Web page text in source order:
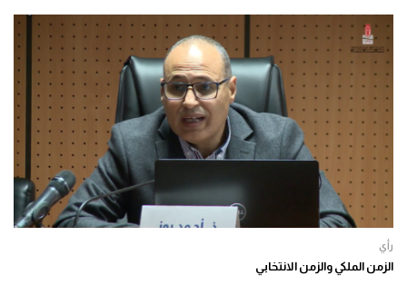
رأي
الزمن الملكي والزمن الانتخابي